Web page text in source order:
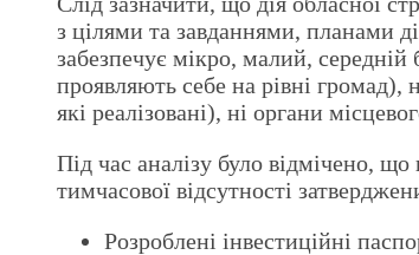
з цілями та завданнями, планами
забезпечує мікро, малий,
проявляють себе на рівні громад),
які реалізовані), ні органи
Під час аналізу було відмічено,
тимчасової відсутності
Розроблені інвестиційні